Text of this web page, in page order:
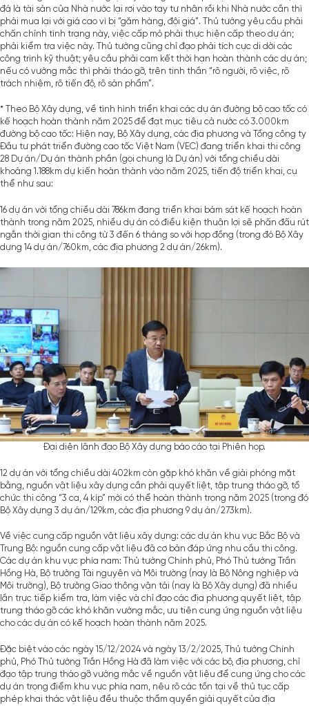
đá là tài sản của Nhà nước lại rơi vào tay tư nhân rồi khi Nhà nước cần thì
phải mua lại với giá cao vì bị “găm hàng, đội giá”. Thủ tướng yêu cầu phải
chấn chỉnh tình trạng này, việc cấp mỏ phải thực hiện cấp theo dự án;
phải kiểm tra việc này. Thủ tướng cũng chỉ đạo phải tích cực di dời các
công trình kỹ thuật; yêu cầu phải cam kết thời hạn hoàn thành các dự án;
nếu có vướng mắc thì phải tháo gỡ, trên tinh thần “rõ người, rõ việc, rõ
trách nhiệm, rõ tiến độ, rõ sản phẩm”.
* Theo Bộ Xây dựng, về tình hình triển khai các dự án đường bộ cao tốc có
kế hoạch hoàn thành năm 2025 để đạt mục tiêu cả nước có 3.000km
đường bộ cao tốc: Hiện nay, Bộ Xây dựng, các địa phương và Tổng công ty
Đầu tư phát triển đường cao tốc Việt Nam (VEC) đang triển khai thi công
28 Dự án/Dự án thành phần (gọi chung là Dự án) với tổng chiều dài
khoảng 1.188km dự kiến hoàn thành vào năm 2025, tiến độ triển khai, cụ
thể như sau:
16 dự án với tổng chiều dài 786km đang triển khai bám sát kế hoạch hoàn
thành trong năm 2025, nhiều dự án có điều kiện thuận lợi sẽ phấn đấu rút
ngắn thời gian thi công từ 3 đến 6 tháng so với hợp đồng (trong đó Bộ Xây
dựng 14 dự án/760km, các địa phương 2 dự án/26km).
Đại diện lãnh đạo Bộ Xây dựng báo cáo tại Phiên họp.
12 dự án với tổng chiều dài 402km còn gặp khó khăn về giải phóng mặt
bằng, nguồn vật liệu xây dựng cần phải quyết liệt, tập trung tháo gỡ, tổ
chức thi công “3 ca, 4 kíp” mới có thể hoàn thành trong năm 2025 (trong đó
Bộ Xây dựng 3 dự án/129km, các địa phương 9 dự án/273km).
Về việc cung cấp nguồn vật liệu xây dựng: các dự án khu vực Bắc Bộ và
Trung Bộ: nguồn cung cấp vật liệu đã cơ bản đáp ứng nhu cầu thi công.
Các dự án khu vực phía nam: Thủ tướng Chính phủ, Phó Thủ tướng Trần
Hồng Hà, Bộ trưởng Tài nguyên và Môi trường (nay là Bộ Nông nghiệp và
Môi trường), Bộ trưởng Giao thông vận tải (nay là Bộ Xây dựng) đã nhiều
lần trực tiếp kiểm tra, làm việc và chỉ đạo các địa phương quyết liệt, tập
trung tháo gỡ các khó khăn vướng mắc, ưu tiên cung ứng nguồn vật liệu
cho các dự án có kế hoạch hoàn thành năm 2025.
Đặc biệt vào các ngày 15/12/2024 và ngày 13/2/2025, Thủ tướng Chính
phủ, Phó Thủ tướng Trần Hồng Hà đã làm việc với các bộ, địa phương, chỉ
đạo tập trung tháo gỡ vướng mắc về nguồn vật liệu để cung ứng cho các
dự án trọng điểm khu vực phía nam, nêu rõ các tồn tại về thủ tục cấp
phép khai thác vật liệu đều thuộc thẩm quyền giải quyết của địa